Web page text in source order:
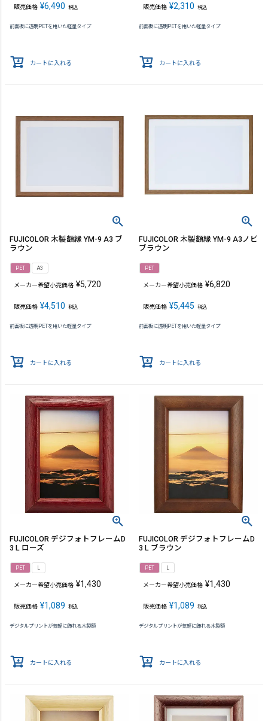
販売価格 ¥6,490 税込
前面板に透明PETを用いた軽量タイプ
カートに入れる
販売価格 ¥2,310 税込
前面板に透明PETを用いた軽量タイプ
カートに入れる
FUJICOLOR 木製額縁 YM-9 A3 ブ
ラウン
PET A3
メーカー希望小売価格 ¥5,720
販売価格 ¥4,510 税込
前面板に透明PETを用いた軽量タイプ
カートに入れる
FUJICOLOR 木製額縁 YM-9 A3ノビ
ブラウン
PET
メーカー希望小売価格 ¥6,820
販売価格 ¥5,445 税込
前面板に透明PETを用いた軽量タイプ
カートに入れる
FUJICOLOR デジフォトフレームD
3 L ローズ
PET L
メーカー希望小売価格 ¥1,430
販売価格 ¥1,089 税込
デジタルプリントが気軽に飾れる木製額
カートに入れる
FUJICOLOR デジフォトフレームD
3 L ブラウン
PET L
メーカー希望小売価格 ¥1,430
販売価格 ¥1,089 税込
デジタルプリントが気軽に飾れる木製額
カートに入れる